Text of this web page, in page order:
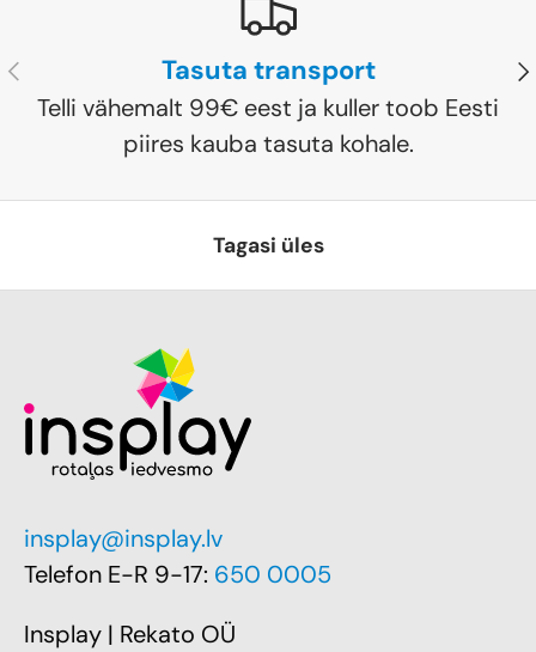
Eelmine Tasuta transport
Telli vähemalt 99€ eest ja kuller toob Eesti
piires kauba tasuta kohale.
Tagasi üles
insplay@insplay.lv
Telefon E-R 9-17: 650 0005
Insplay | Rekato OÜ